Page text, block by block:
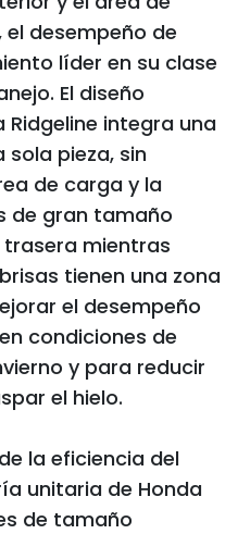
desempeño de
líder en su clase
El diseño
integra una
pieza, sin
de carga y la
de gran tamaño
mientras
tienen una zona
el desempeño
condiciones de
y para reducir
el hielo.
la eficiencia del
unitaria de Honda
de tamaño